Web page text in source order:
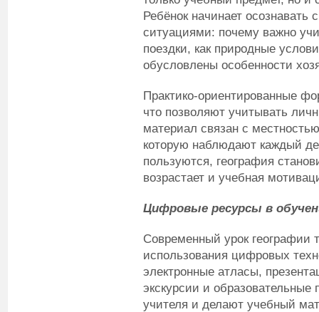
Ребёнок начинает
ситуациями: почему важно
поездки, как природные
обусловлены особенности
Практико-ориентированные
что позволяют учитывать
материал связан с
которую наблюдают каждый
пользуются, география
возрастает и учебная
Цифровые ресурсы в
Современный урок географии
использования цифровых
электронные атласы,
экскурсии и
учителя и делают учебный